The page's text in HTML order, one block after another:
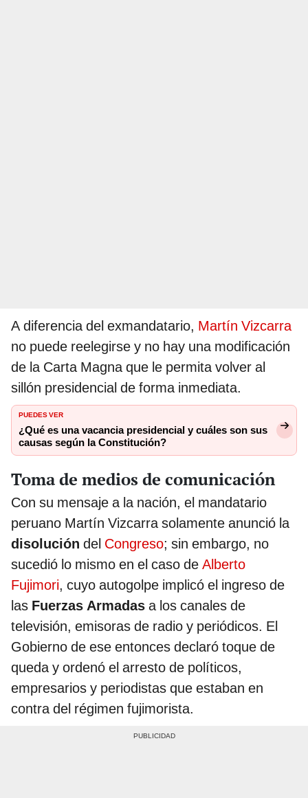
A diferencia del exmandatario, Martín Vizcarra
no puede reelegirse y no hay una modificación
de la Carta Magna que le permita volver al
sillón presidencial de forma inmediata.
PUEDES VER
¿Qué es una vacancia presidencial y cuáles son sus
causas según la Constitución?
Toma de medios de comunicación
Con su mensaje a la nación, el mandatario
peruano Martín Vizcarra solamente anunció la
disolución del Congreso; sin embargo, no
sucedió lo mismo en el caso de Alberto
Fujimori, cuyo autogolpe implicó el ingreso de
las Fuerzas Armadas a los canales de
televisión, emisoras de radio y periódicos. El
Gobierno de ese entonces declaró toque de
queda y ordenó el arresto de políticos,
empresarios y periodistas que estaban en
contra del régimen fujimorista.